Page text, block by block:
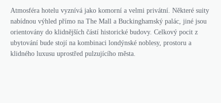
Atmosféra hotelu vyznívá jako komorní a velmi privátní. Některé suity
nabídnou výhled přímo na The Mall a Buckinghamský palác, jiné jsou
orientovány do klidnějších částí historické budovy. Celkový pocit z
ubytování bude stojí na kombinaci londýnské noblesy, prostoru a
klidného luxusu uprostřed pulzujícího města.